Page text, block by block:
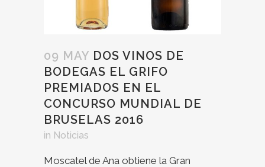
09 MAY DOS VINOS DE
BODEGAS EL GRIFO
PREMIADOS EN EL
CONCURSO MUNDIAL DE
BRUSELAS 2016
in Noticias
Moscatel de Ana obtiene la Gran